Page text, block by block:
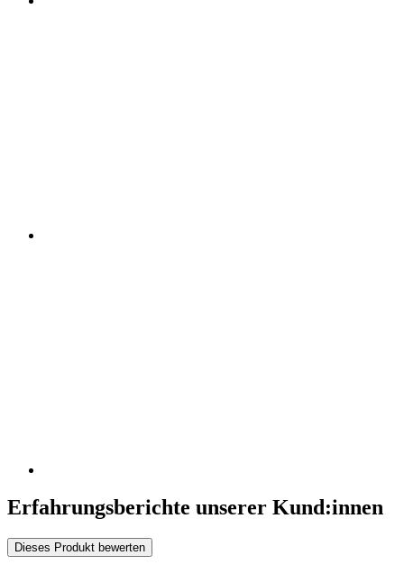
Erfahrungsberichte unserer Kund:innen
Dieses Produkt bewerten